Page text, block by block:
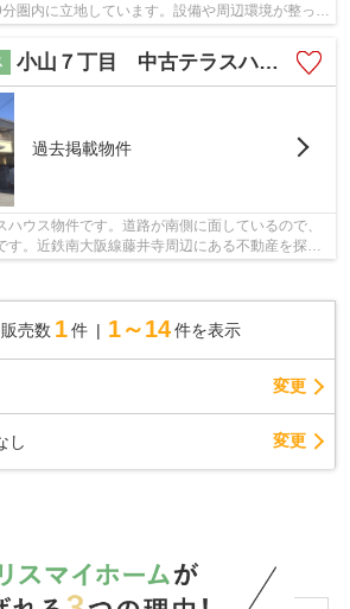
分圏内に立地しています。設備や周辺環境が整って
小山７丁目 中古テラスハウス
過去掲載物件
ハウス物件です。道路が南側に面しているので、
す。近鉄南大阪線藤井寺周辺にある不動産を探す
ムのスタッフまでご希望...
販売数 1 件 1～14 件を表示
変更
し 変更